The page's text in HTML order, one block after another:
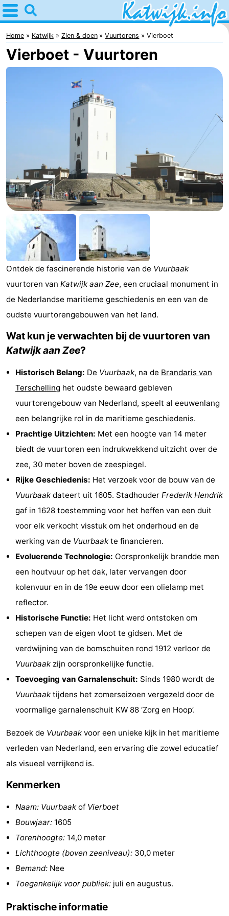
Home
Katwijk
Tips
kinderen
Overnachten
Hotels
Vakantiehuizen
De
Noordduinen
Duinrell
Last
minutes
Strand
Zien
&
doen
Bezienswaardigheden
-
Monumenten
Uitkijkpunten
Rondvaarten
Speeltuinen
Binnenspeeltuinen
Experiences
Wellness
Natuur
Zwembaden
Fietsen
-
Golfbanen
-
Praktisch
Forum
-
Parkeren
Reisboekenwinkel
Home Katwijk Zien & doen Vuurtorens Vierboet
Vierboet - Vuurtoren
Ontdek de fascinerende historie van de Vuurbaak
vuurtoren van Katwijk aan Zee, een cruciaal monument in
de Nederlandse maritieme geschiedenis en een van de
oudste vuurtorengebouwen van het land.
Wat kun je verwachten bij de vuurtoren van
Katwijk aan Zee?
Historisch Belang: De Vuurbaak, na de Brandaris van
Terschelling het oudste bewaard gebleven
vuurtorengebouw van Nederland, speelt al eeuwenlang
een belangrijke rol in de maritieme geschiedenis.
Prachtige Uitzichten: Met een hoogte van 14 meter
biedt de vuurtoren een indrukwekkend uitzicht over de
zee, 30 meter boven de zeespiegel.
Rijke Geschiedenis: Het verzoek voor de bouw van de
Vuurbaak dateert uit 1605. Stadhouder Frederik Hendrik
gaf in 1628 toestemming voor het heffen van een duit
voor elk verkocht visstuk om het onderhoud en de
werking van de Vuurbaak te financieren.
Evoluerende Technologie: Oorspronkelijk brandde men
een houtvuur op het dak, later vervangen door
kolenvuur en in de 19e eeuw door een olielamp met
reflector.
Historische Functie: Het licht werd ontstoken om
schepen van de eigen vloot te gidsen. Met de
verdwijning van de bomschuiten rond 1912 verloor de
Vuurbaak zijn oorspronkelijke functie.
Toevoeging van Garnalenschuit: Sinds 1980 wordt de
Vuurbaak tijdens het zomerseizoen vergezeld door de
voormalige garnalenschuit KW 88 ‘Zorg en Hoop’.
Bezoek de Vuurbaak voor een unieke kijk in het maritieme
verleden van Nederland, een ervaring die zowel educatief
als visueel verrijkend is.
Kenmerken
Naam: Vuurbaak of Vierboet
Bouwjaar: 1605
Torenhoogte: 14,0 meter
Lichthoogte (boven zeeniveau): 30,0 meter
Bemand: Nee
Toegankelijk voor publiek: juli en augustus.
Praktische informatie